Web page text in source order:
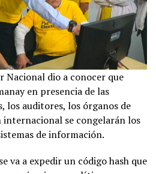
Nacional dio a conocer que
en presencia de las
los auditores, los órganos de
se congelarán los
de información.
va a expedir un código hash que